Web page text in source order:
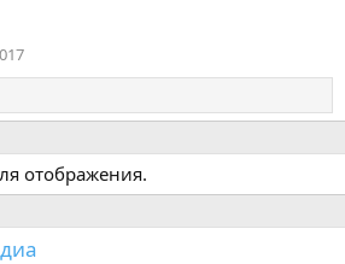
д
отображения.